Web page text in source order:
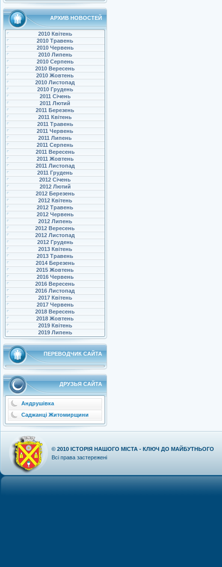
АРХИВ НОВОСТЕЙ
2010 Квітень
2010 Травень
2010 Червень
2010 Липень
2010 Серпень
2010 Вересень
2010 Жовтень
2010 Листопад
2010 Грудень
2011 Січень
2011 Лютий
2011 Березень
2011 Квітень
2011 Травень
2011 Червень
2011 Липень
2011 Серпень
2011 Вересень
2011 Жовтень
2011 Листопад
2011 Грудень
2012 Січень
2012 Лютий
2012 Березень
2012 Квітень
2012 Травень
2012 Червень
2012 Липень
2012 Вересень
2012 Листопад
2012 Грудень
2013 Квітень
2013 Травень
2014 Березень
2015 Жовтень
2016 Червень
2016 Вересень
2016 Листопад
2017 Квітень
2017 Червень
2018 Вересень
2018 Жовтень
2019 Квітень
2019 Липень
ПЕРЕВОДЧИК САЙТА
ДРУЗЬЯ САЙТА
Андрушівка
Саджанці Житомирщини
© 2010 ІСТОРІЯ НАШОГО МІСТА - КЛЮЧ ДО МАЙБУТНЬОГО
Всі права застережені